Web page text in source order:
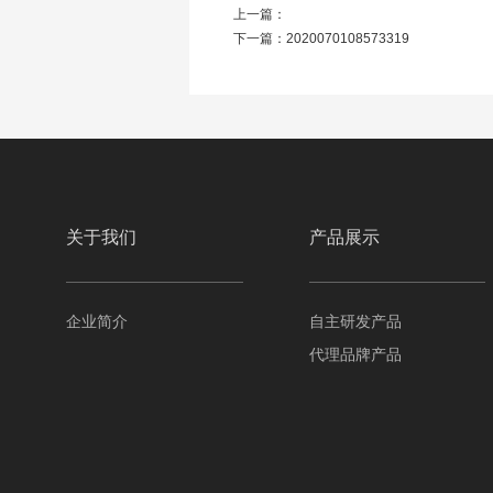
上一篇：
下一篇： 2020070108573319
关于我们
企业简介
产品展示
自主研发产品
代理品牌产品